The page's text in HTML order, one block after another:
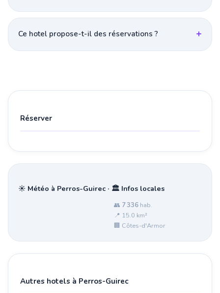
Ce hotel propose-t-il des réservations ?
Réserver
☀️ Météo à Perros-Guirec · 🏛️ Infos locales
👥 7 336 hab.
📍 15.0 km²
🏢 Côtes-d'Armor
Autres hotels à Perros-Guirec